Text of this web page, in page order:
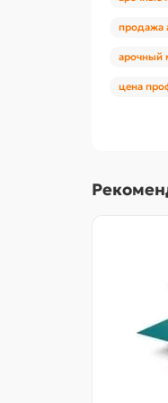
продажа
арочный
цена